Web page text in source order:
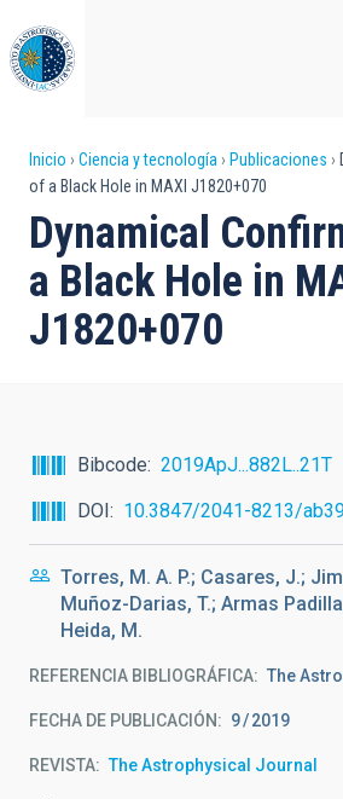
al
contenido
principal
Sobrescribir
enlaces
de
ayuda
a
Inicio Ciencia y tecnología Publicaciones
of a Black Hole in MAXI J1820+070
Dynamical
a Black Hole in
J1820+070
Bibcode
2019ApJ...882L..21T
DOI
10.3847/2041-8213/
Torres, M. A. P.; Casares, J.;
Muñoz-Darias, T.; Armas
Heida, M.
REFERENCIA BIBLIOGRÁFICA The
FECHA DE PUBLICACIÓN: 9 2019
REVISTA The Astrophysical Journal